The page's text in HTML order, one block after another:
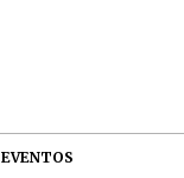
EVENTOS